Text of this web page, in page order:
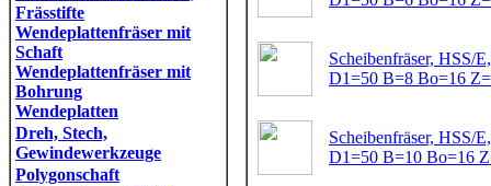
Frässtifte
Wendeplattenfräser mit
Schaft
Wendeplattenfräser mit
Bohrung
Wendeplatten
Dreh, Stech,
Gewindewerkzeuge
Polygonschaft
Scheibenfräser, HSS/
D1=50 B=8 Bo=16
Scheibenfräser, HSS/
D1=50 B=10 Bo=16